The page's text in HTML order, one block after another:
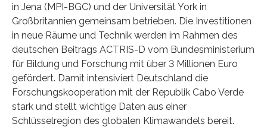
in Jena (MPI-BGC) und der Universität York in
Großbritannien gemeinsam betrieben. Die Investitionen
in neue Räume und Technik werden im Rahmen des
deutschen Beitrags ACTRIS-D vom Bundesministerium
für Bildung und Forschung mit über 3 Millionen Euro
gefördert. Damit intensiviert Deutschland die
Forschungskooperation mit der Republik Cabo Verde
stark und stellt wichtige Daten aus einer
Schlüsselregion des globalen Klimawandels bereit.